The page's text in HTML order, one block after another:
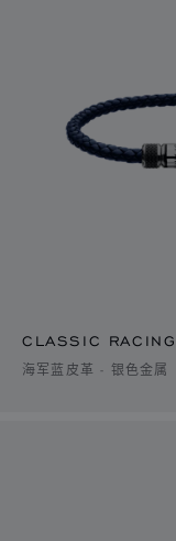
CLASSIC
海军蓝皮革 - 银色金属